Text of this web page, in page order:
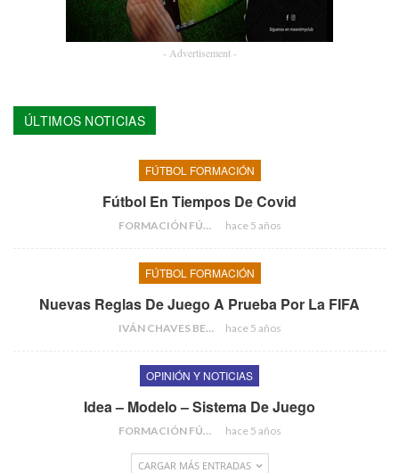
- Advertisement -
ÚLTIMOS NOTICIAS
FÚTBOL FORMACIÓN
Fútbol En Tiempos De Covid
FORMACIÓN FÚTBOL hace 5 años
FÚTBOL FORMACIÓN
Nuevas Reglas De Juego A Prueba Por La FIFA
IVÁN CHAVES BERMEJO hace 5 años
OPINIÓN Y NOTICIAS
Idea – Modelo – Sistema De Juego
FORMACIÓN FÚTBOL hace 5 años
CARGAR MÁS ENTRADAS